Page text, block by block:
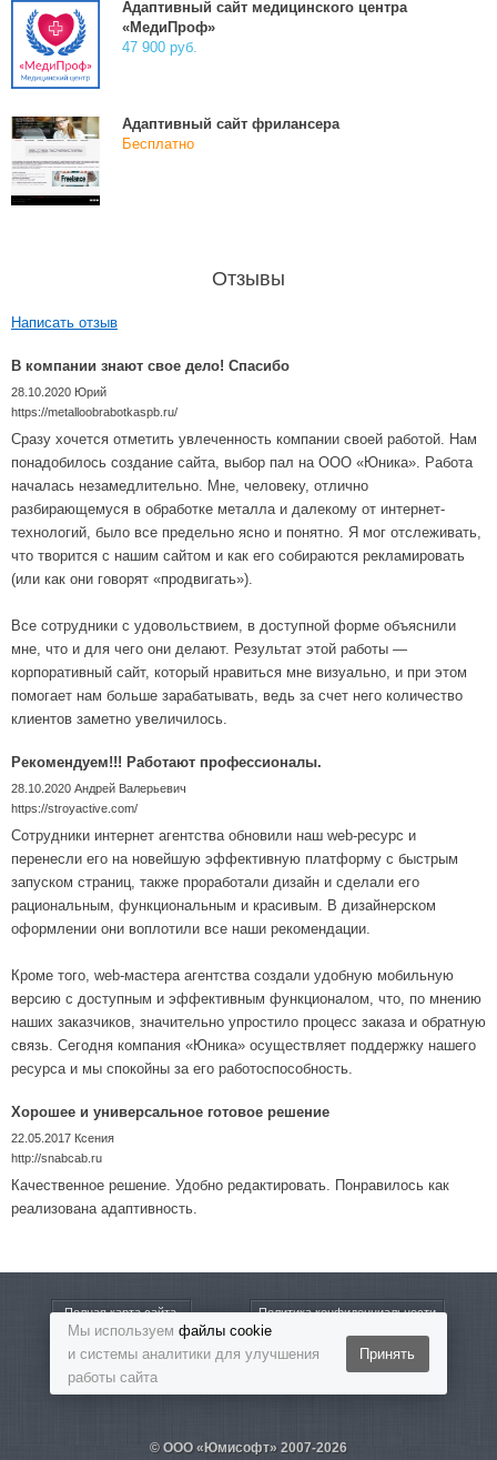
Адаптивный сайт медицинского центра
«МедиПроф»
47 900 руб.
Адаптивный сайт фрилансера
Бесплатно
Отзывы
Написать отзыв
В компании знают свое дело! Спасибо
28.10.2020 Юрий
https://metalloobrabotkaspb.ru/
Сразу хочется отметить увлеченность компании своей работой. Нам
понадобилось создание сайта, выбор пал на ООО «Юника». Работа
началась незамедлительно. Мне, человеку, отлично
разбирающемуся в обработке металла и далекому от интернет-
технологий, было все предельно ясно и понятно. Я мог отслеживать,
что творится с нашим сайтом и как его собираются рекламировать
(или как они говорят «продвигать»).
Все сотрудники с удовольствием, в доступной форме объяснили
мне, что и для чего они делают. Результат этой работы —
корпоративный сайт, который нравиться мне визуально, и при этом
помогает нам больше зарабатывать, ведь за счет него количество
клиентов заметно увеличилось.
Рекомендуем!!! Работают профессионалы.
28.10.2020 Андрей Валерьевич
https://stroyactive.com/
Сотрудники интернет агентства обновили наш web-ресурс и
перенесли его на новейшую эффективную платформу с быстрым
запуском страниц, также проработали дизайн и сделали его
рациональным, функциональным и красивым. В дизайнерском
оформлении они воплотили все наши рекомендации.
Кроме того, web-мастера агентства создали удобную мобильную
версию с доступным и эффективным функционалом, что, по мнению
наших заказчиков, значительно упростило процесс заказа и обратную
связь. Сегодня компания «Юника» осуществляет поддержку нашего
ресурса и мы спокойны за его работоспособность.
Хорошее и универсальное готовое решение
22.05.2017 Ксения
http://snabcab.ru
Качественное решение. Удобно редактировать. Понравилось как
реализована адаптивность.
Полная карта сайта Политика конфиденциальности
Бесплатный звонок 8-800-5555-864
© ООО «Юмисофт» 2007-2026
Мы используем файлы cookie
и системы аналитики для улучшения
работы сайта
Принять